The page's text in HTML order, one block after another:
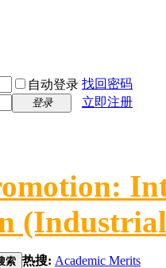
自动登录 找回密码
登录 立即注册
索 热搜: Academic Merits